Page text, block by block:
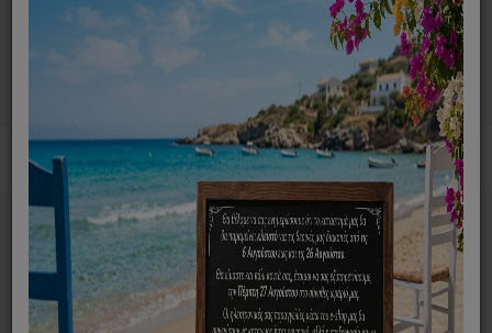
0
Ανταλλακτικά ηλεκτρικών συσκευών MENU
Home
Παρασκευή Καφέ Και Ροφημάτων
Αποχυμωτής
Φίλτρα Αποχυμωτή